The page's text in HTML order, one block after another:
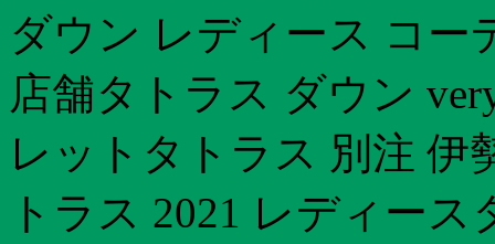
ダウン レディース コー
店舗タトラス ダウン
レットタトラス 別注 伊
トラス 2021 レディー